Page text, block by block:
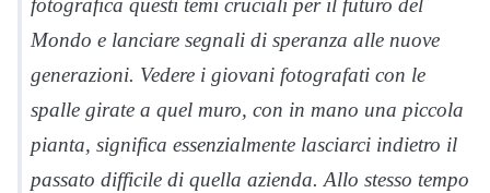
fotografica questi temi cruciali per il futuro del
Mondo e lanciare segnali di speranza alle nuove
generazioni. Vedere i giovani fotografati con le
spalle girate a quel muro, con in mano una piccola
pianta, significa essenzialmente lasciarci indietro il
passato difficile di quella azienda. Allo stesso tempo